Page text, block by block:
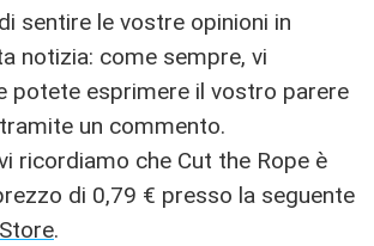
sentire le vostre opinioni in
notizia: come sempre, vi
potete esprimere il vostro parere
un commento.
ricordiamo che Cut the Rope è
di 0,79 € presso la seguente
.